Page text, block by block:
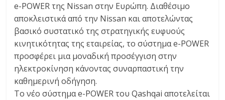
e-POWER της Nissan στην Ευρώπη. Διαθέσιμο
αποκλειστικά από την Nissan και αποτελώντας
βασικό συστατικό της στρατηγικής ευφυούς
κινητικότητας της εταιρείας, το σύστημα e-POWER
προσφέρει μια μοναδική προσέγγιση στην
ηλεκτροκίνηση κάνοντας συναρπαστική την
καθημερινή οδήγηση.
Το νέο σύστημα e-POWER του Qashqai αποτελείται